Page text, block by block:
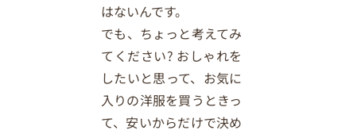
はないんです。
でも、ちょっと考えてみ
てください? おしゃれを
したいと思って、お気に
入りの洋服を買うときっ
て、安いからだけで決め